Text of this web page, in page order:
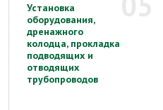
Установка
оборудования,
дренажного
колодца, прокладка
подводящих и
отводящих
трубопроводов